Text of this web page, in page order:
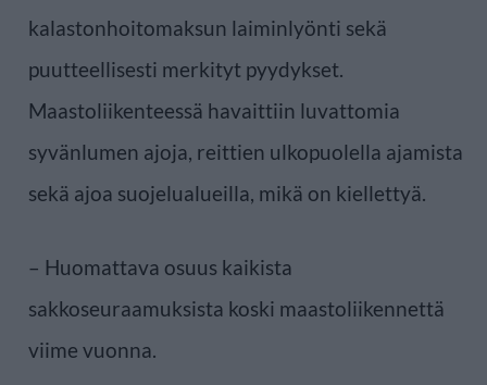
kalastonhoitomaksun laiminlyönti sekä
puutteellisesti merkityt pyydykset.
Maastoliikenteessä havaittiin luvattomia
syvänlumen ajoja, reittien ulkopuolella ajamista
sekä ajoa suojelualueilla, mikä on kiellettyä.
– Huomattava osuus kaikista
sakkoseuraamuksista koski maastoliikennettä
viime vuonna.